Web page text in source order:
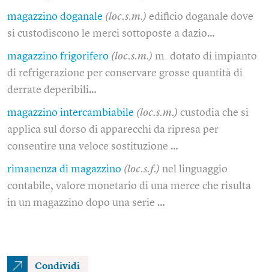
magazzino doganale (loc.s.m.) edificio doganale dove
si custodiscono le merci sottoposte a dazio…
magazzino frigorifero (loc.s.m.) m. dotato di impianto
di refrigerazione per conservare grosse quantità di
derrate deperibili…
magazzino intercambiabile (loc.s.m.) custodia che si
applica sul dorso di apparecchi da ripresa per
consentire una veloce sostituzione …
rimanenza di magazzino (loc.s.f.) nel linguaggio
contabile, valore monetario di una merce che risulta
in un magazzino dopo una serie …
Condividi